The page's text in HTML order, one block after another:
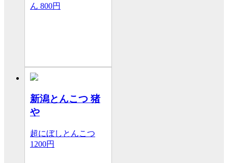
ん 800円
新潟とんこつ 猪
や
超にぼしとんこつ
1200円